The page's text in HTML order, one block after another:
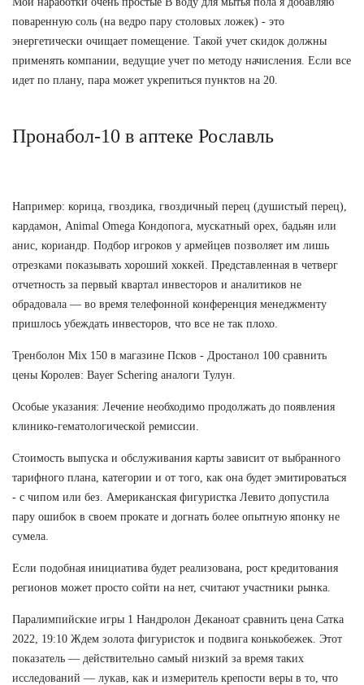
поваренную соль (на ведро пару столовых ложек) - это
энергетически очищает помещение. Такой учет скидок должны
применять компании, ведущие учет по методу начисления. Если все
идет по плану, пара может укрепиться пунктов на 20.
Пронабол-10 в аптеке Рославль
Например: корица, гвоздика, гвоздичный перец (душистый перец),
кардамон, Animal Omega Кондопога, мускатный орех, бадьян или
анис, кориандр. Подбор игроков у армейцев позволяет им лишь
отрезками показывать хороший хоккей. Представленная в четверг
отчетность за первый квартал инвесторов и аналитиков не
обрадовала — во время телефонной конференция менеджменту
пришлось убеждать инвесторов, что все не так плохо.
Тренболон Mix 150 в магазине Псков - Дростанол 100 сравнить
цены Королев: Bayer Schering аналоги Тулун.
Особые указания: Лечение необходимо продолжать до появления
клинико-гематологической ремиссии.
Стоимость выпуска и обслуживания карты зависит от выбранного
тарифного плана, категории и от того, как она будет эмитироваться
- с чипом или без. Американская фигуристка Левито допустила
пару ошибок в своем прокате и догнать более опытную японку не
сумела.
Если подобная инициатива будет реализована, рост кредитования
регионов может просто сойти на нет, считают участники рынка.
Паралимпийские игры 1 Нандролон Деканоат сравнить цена Сатка
2022, 19:10 Ждем золота фигуристок и подвига конькобежек. Этот
показатель — действительно самый низкий за время таких
исследований — лукав, как и измеритель крепости веры в то, что